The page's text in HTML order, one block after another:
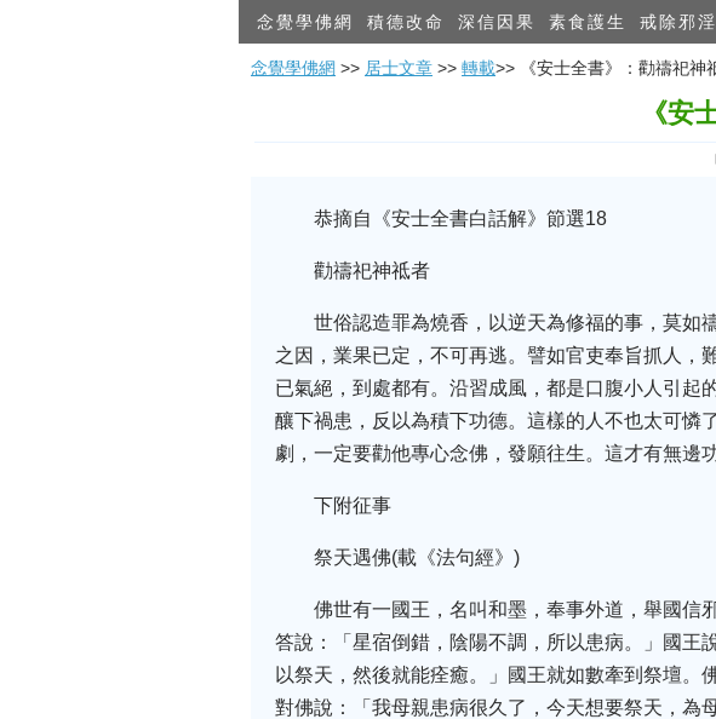
念覺學佛網 積德改命 深信因果 素食護生 戒除邪淫
念覺學佛網 >> 居士文章 >> 轉載>> 《安士全書》：勸禱祀神
《安
恭摘自《安士全書白話解》節選18
勸禱祀神祗者
世俗認造罪為燒香，以逆天為修福的事，莫如
之因，業果已定，不可再逃。譬如官吏奉旨抓人，
已氣絕，到處都有。沿習成風，都是口腹小人引起
釀下禍患，反以為積下功德。這樣的人不也太可憐
劇，一定要勸他專心念佛，發願往生。這才有無邊
下附征事
祭天遇佛(載《法句經》)
佛世有一國王，名叫和墨，奉事外道，舉國信
答說：「星宿倒錯，陰陽不調，所以患病。」國王
以祭天，然後就能痊癒。」國王就如數牽到祭壇。
對佛說：「我母親患病很久了，今天想要祭天，為